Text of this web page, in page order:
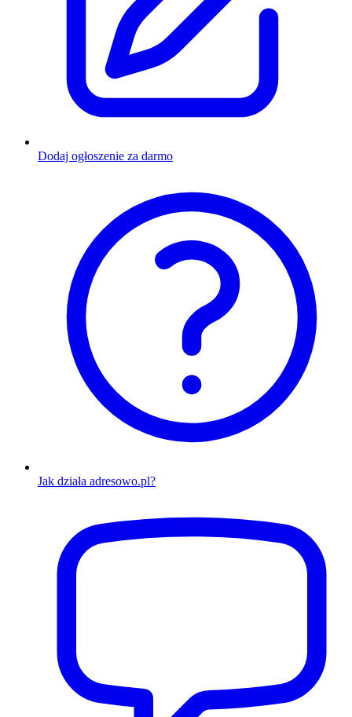
Dodaj ogłoszenie za darmo
Jak działa adresowo.pl?